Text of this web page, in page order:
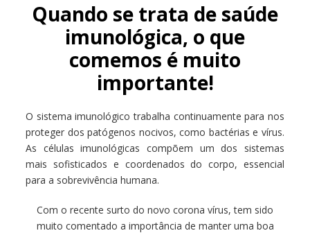
Quando se trata de saúde
imunológica, o que
comemos é muito
importante!
O sistema imunológico trabalha continuamente para nos
proteger dos patógenos nocivos, como bactérias e vírus.
As células imunológicas compõem um dos sistemas
mais sofisticados e coordenados do corpo, essencial
para a sobrevivência humana.
Com o recente surto do novo corona vírus, tem sido
muito comentado a importância de manter uma boa